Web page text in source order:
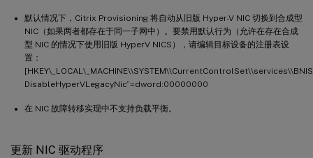
默认情况下，Citrix Provisioning 将自动从旧版 Hyper-V NIC 切换到合成型
NIC（如果两者都存在于同一子网中）。要禁用默认行为（允许在存在合成
型 NIC 的情况下使用旧版 HyperV NICS），请编辑目标设备的注册表设
置：
DisableHyperVLegacyNic”=dword:00000000
在 NIC 故障转移实现中不支持负载平衡。
更新 NIC 驱动程序